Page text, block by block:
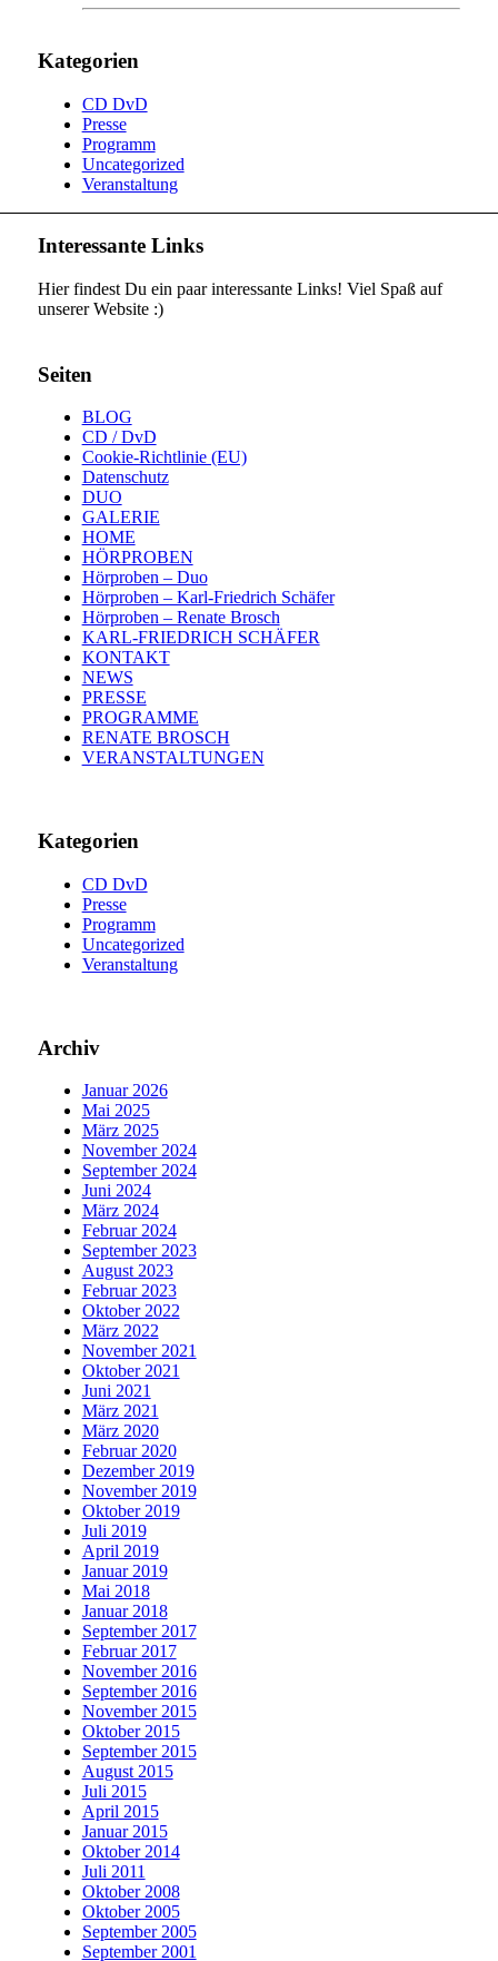
Kategorien
CD DvD
Presse
Programm
Uncategorized
Veranstaltung
Interessante Links
Hier findest Du ein paar interessante Links! Viel Spaß auf
unserer Website :)
Seiten
BLOG
CD / DvD
Cookie-Richtlinie (EU)
Datenschutz
DUO
GALERIE
HOME
HÖRPROBEN
Hörproben – Duo
Hörproben – Karl-Friedrich Schäfer
Hörproben – Renate Brosch
KARL-FRIEDRICH SCHÄFER
KONTAKT
NEWS
PRESSE
PROGRAMME
RENATE BROSCH
VERANSTALTUNGEN
Kategorien
CD DvD
Presse
Programm
Uncategorized
Veranstaltung
Archiv
Januar 2026
Mai 2025
März 2025
November 2024
September 2024
Juni 2024
März 2024
Februar 2024
September 2023
August 2023
Februar 2023
Oktober 2022
März 2022
November 2021
Oktober 2021
Juni 2021
März 2021
März 2020
Februar 2020
Dezember 2019
November 2019
Oktober 2019
Juli 2019
April 2019
Januar 2019
Mai 2018
Januar 2018
September 2017
Februar 2017
November 2016
September 2016
November 2015
Oktober 2015
September 2015
August 2015
Juli 2015
April 2015
Januar 2015
Oktober 2014
Juli 2011
Oktober 2008
Oktober 2005
September 2005
September 2001